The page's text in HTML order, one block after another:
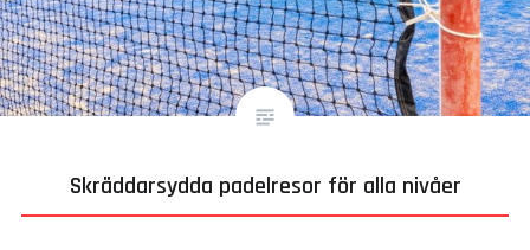
Skräddarsydda padelresor för alla nivåer